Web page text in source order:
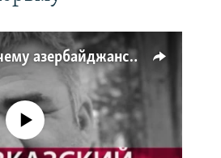
Имидж – все. Почему азербайджанские правозащитники и независимые журналисты попадают в тюрьму
currently available